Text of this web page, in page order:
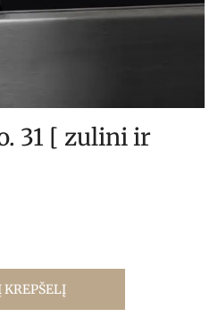
31 [ zulini ir
KREPŠELĮ